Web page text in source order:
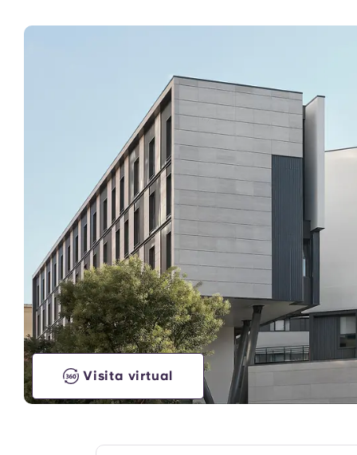
A parceria pioneira Yugocom a VCARB
ambição e momentos inesquecíveis para os
Visita virtual
Unidade de modelo